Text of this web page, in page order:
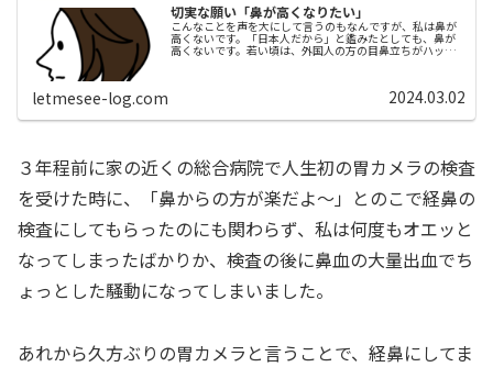
切実な願い「鼻が高くなりたい」
こんなことを声を大にして言うのもなんですが、私は鼻が
高くないです。「日本人だから」と鑑みたとしても、鼻が
高くないです。若い頃は、外国人の方の目鼻立ちがハッキ
letmesee-log.com 2024.03.02
３年程前に家の近くの総合病院で人生初の胃カメラの検査
を受けた時に、「鼻からの方が楽だよ～」とのこで経鼻の
検査にしてもらったのにも関わらず、私は何度もオエッと
なってしまったばかりか、検査の後に鼻血の大量出血でち
ょっとした騒動になってしまいました。
あれから久方ぶりの胃カメラと言うことで、経鼻にしてま